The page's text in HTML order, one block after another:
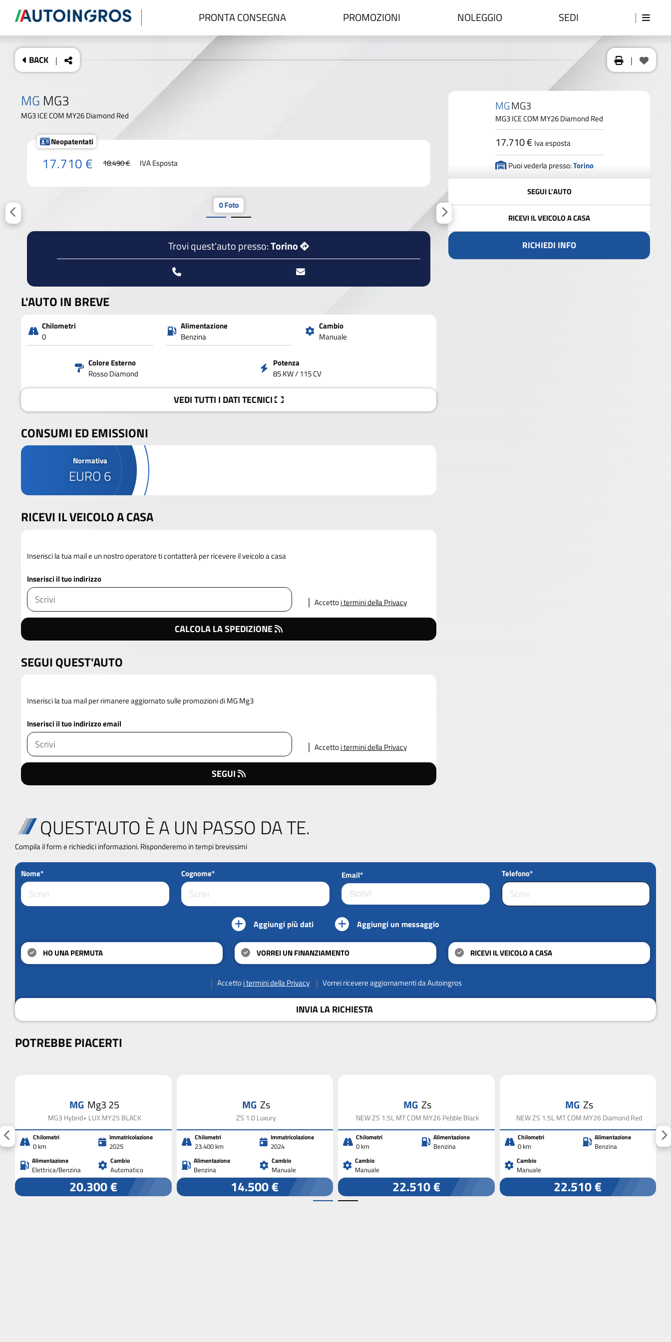
PRONTA CONSEGNA PROMOZIONI NOLEGGIO SEDI
BACK | |
MG MG3
MG3 ICE COM MY26 Diamond Red
Neopatentati
17.710 € 18.490 € IVA Esposta
0 Foto
Trovi quest'auto presso:Torino
L'AUTO IN BREVE
Chilometri
0
Alimentazione
Benzina
Cambio
Manuale
Colore Esterno
Rosso Diamond
Potenza
85 KW / 115 CV
VEDITUTTI I DATITECNICI
CONSUMI ED EMISSIONI
Normativa
EURO 6
RICEVI IL VEICOLO A CASA
Inserisci la tua mail e un nostro operatore ti contatterà per ricevere il veicolo a casa
Inserisci il tuo indirizzo
Accettoi termini della Privacy
CALCOLA LA SPEDIZIONE
SEGUI QUEST'AUTO
Inserisci la tua mail per rimanere aggiornato sulle promozioni di MG Mg3
Inserisci il tuo indirizzo email
Accettoi termini della Privacy
SEGUI
MGMG3
MG3 ICE COM MY26 Diamond Red
17.710 € Iva esposta
Puoi vederla presso:Torino
SEGUI L'AUTO
RICEVI IL VEICOLO A CASA
RICHIEDI INFO
QUEST'AUTO È A UN PASSO DA TE.
Compila il form e richiedici informazioni. Risponderemo in tempi brevissimi
Nome* Cognome* Email* Telefono*
Aggiungi più dati Aggiungi un messaggio
HO UNA PERMUTA VORREI UN FINANZIAMENTO RICEVI IL VEICOLO A CASA
Accettoi termini della Privacy Vorrei ricevere aggiornamenti da Autoingros
INVIA LA RICHIESTA
POTREBBE PIACERTI
MG Mg3 25
MG3 Hybrid+ LUX MY25 BLACK
Chilometri
0 km
Immatricolazione
2025
Alimentazione
Elettrica/Benzina
Cambio
Automatico
20.300 €
MG Zs
ZS 1.0 Luxury
Chilometri
23.400 km
Immatricolazione
2024
Alimentazione
Benzina
Cambio
Manuale
14.500 €
MG Zs
NEW ZS 1.5L MT COM MY26 Pebble Black
Chilometri
0 km
Alimentazione
Benzina
Cambio
Manuale
22.510 €
MG Zs
NEW ZS 1.5L MT COM MY26 Diamond Red
Chilometri
0 km
Alimentazione
Benzina
Cambio
Manuale
22.510 €